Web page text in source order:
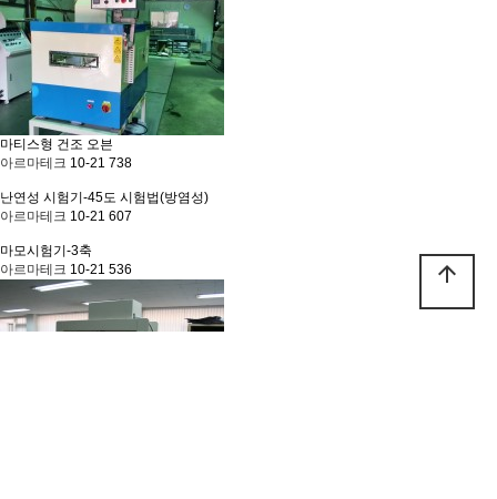
마티스형 건조 오븐
아르마테크 10-21 738
난연성 시험기-45도 시험법(방염성)
아르마테크 10-21 607
마모시험기-3축
아르마테크 10-21 536 arrow_upward